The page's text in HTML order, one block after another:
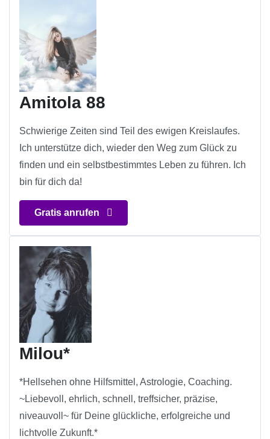
Amitola 88
Schwierige Zeiten sind Teil des ewigen Kreislaufes.
Ich unterstütze dich, wieder den Weg zum Glück zu
finden und ein selbstbestimmtes Leben zu führen. Ich
bin für dich da!
Gratis anrufen
Milou*
*Hellsehen ohne Hilfsmittel, Astrologie, Coaching.
~Liebevoll, ehrlich, schnell, treffsicher, präzise,
niveauvoll~ für Deine glückliche, erfolgreiche und
lichtvolle Zukunft.*